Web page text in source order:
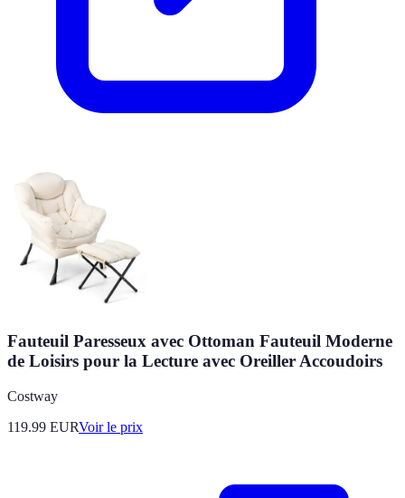
Fauteuil Paresseux avec Ottoman Fauteuil Moderne
de Loisirs pour la Lecture avec Oreiller Accoudoirs
Costway
119.99 EURVoir le prix